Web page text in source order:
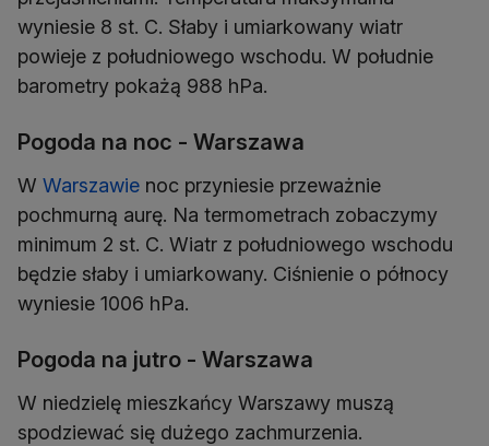
wyniesie 8 st. C. Słaby i umiarkowany wiatr
powieje z południowego wschodu. W południe
barometry pokażą 988 hPa.
Pogoda na noc - Warszawa
W Warszawie noc przyniesie przeważnie
pochmurną aurę. Na termometrach zobaczymy
minimum 2 st. C. Wiatr z południowego wschodu
będzie słaby i umiarkowany. Ciśnienie o północy
wyniesie 1006 hPa.
Pogoda na jutro - Warszawa
W niedzielę mieszkańcy Warszawy muszą
spodziewać się dużego zachmurzenia.